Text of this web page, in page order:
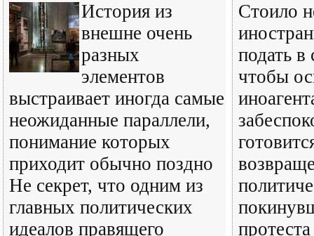
История из
внешне очень
разных
элементов
выстраивает иногда самые
неожиданные параллели,
понимание которых
приходит обычно поздно
Не секрет, что одним из
главных политических
идеалов правящего
Стоило
подать
чтобы